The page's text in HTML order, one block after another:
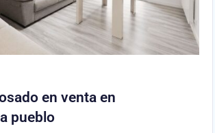
en venta en
pueblo